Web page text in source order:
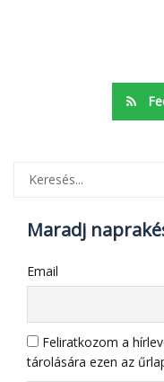
Maradj
Email
Feliratkozom a
tárolására ezen az